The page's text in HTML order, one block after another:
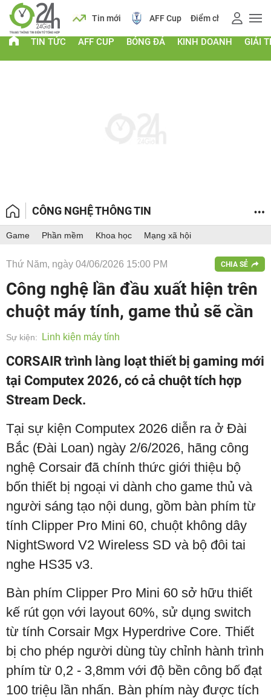
Lịch Tin mới AFF Cup Điểm chuẩn 2026
TIN TỨC AFF CUP BÓNG ĐÁ KINH DOANH GIẢI
CÔNG NGHỆ THÔNG TIN
Game Phần mềm Khoa học Mạng xã hội
Thứ Năm, ngày 04/06/2026 15:00 PM CHIA SẺ
Công nghệ lần đầu xuất hiện trên
chuột máy tính, game thủ sẽ cần
Sự kiện: Linh kiện máy tính
CORSAIR trình làng loạt thiết bị gaming mới
tại Computex 2026, có cả chuột tích hợp
Stream Deck.
Tại sự kiện Computex 2026 diễn ra ở Đài
Bắc (Đài Loan) ngày 2/6/2026, hãng công
nghệ Corsair đã chính thức giới thiệu bộ
bốn thiết bị ngoại vi dành cho game thủ và
người sáng tạo nội dung, gồm bàn phím từ
tính Clipper Pro Mini 60, chuột không dây
NightSword V2 Wireless SD và bộ đôi tai
nghe HS35 v3.
Bàn phím Clipper Pro Mini 60 sở hữu thiết
kế rút gọn với layout 60%, sử dụng switch
từ tính Corsair Mgx Hyperdrive Core. Thiết
bị cho phép người dùng tùy chỉnh hành trình
phím từ 0,2 - 3,8mm với độ bền công bố đạt
100 triệu lần nhấn. Bàn phím này được tích